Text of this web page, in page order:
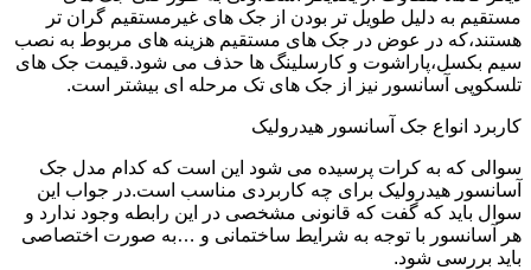
مستقیم به دلیل طویل تر بودن از جک های غیرمستقیم گران تر
هستند،که در عوض در جک های مستقیم هزینه های مربوط به نصب
سیم بکسل،پاراشوت و کارسلینگ ها حذف می شود.قیمت جک های
تلسکوپی آسانسور نیز از جک های تک مرحله ای بیشتر است.
کاربرد انواع جک آسانسور هیدرولیک
سوالی که به کرات پرسیده می شود این است که کدام مدل جک
آسانسور هیدرولیک برای چه کاربردی مناسب است.در جواب این
سوال باید که گفت که قانونی مشخصی در این رابطه وجود ندارد و
هر آسانسور با توجه به شرایط ساختمانی و …به صورت اختصاصی
باید بررسی شود.